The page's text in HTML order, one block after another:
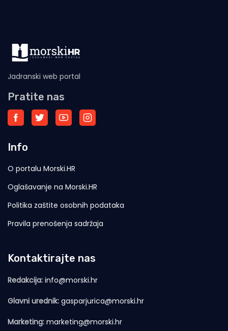
Jadranski web portal
Pratite nas
Info
O portalu Morski.HR
Oglašavanje na Morski.HR
Politika zaštite osobnih podataka
Pravila prenošenja sadržaja
Kontaktirajte nas
Redakcija: info@morski.hr
Glavni urednik: gasparjurica@morski.hr
Marketing: marketing@morski.hr